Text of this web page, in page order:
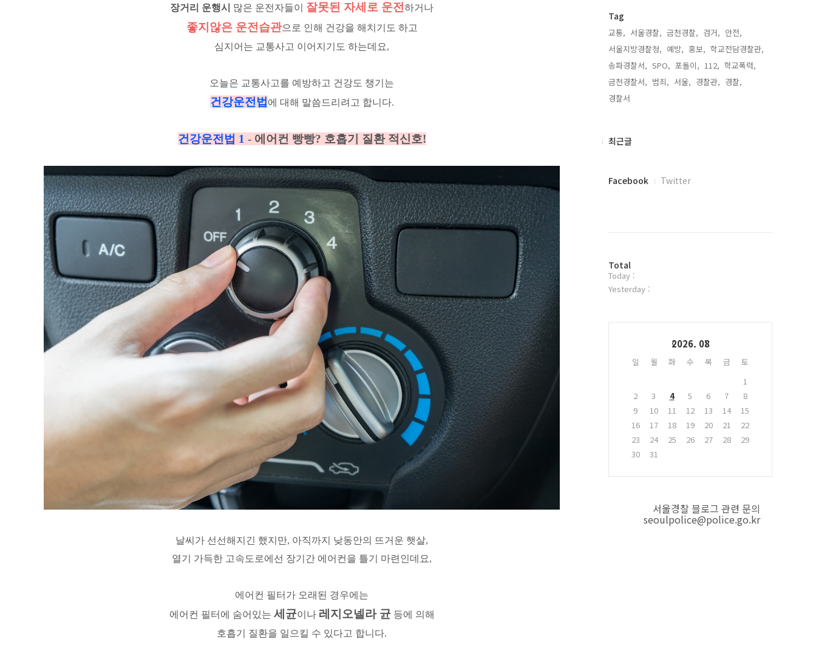
장거리 운행시 많은 운전자들이 잘못된 자세로 운전 하거나
좋지않은 운전 습관으로 인해 건강을 해치기도 하고
심지어는 교통사고 이어지기도 하는데요,
오늘은 교통사고를 예방하고 건강도 챙기는
건강운전법 에 대해 말씀드리려고 합니다.
건강운전법 1 - 에어컨 빵빵? 호흡기 질환 적신호!
날씨가 선선해지긴 했지만, 아직까지 낮동안의 뜨거운 햇살,
열기 가득한 고속도로에선 장기간 에어컨을 틀기 마련인데요,
에어컨 필터가 오래된 경우에는
에어컨 필터에 숨어있는 세균이나 레지오넬라 균등에 의해
호흡기 질환을 일으킬 수 있다고 합니다.
Tag
교통, 서울경찰, 금천경찰, 검거, 안전,
서울지방경찰청, 예방, 홍보, 학교전담경찰관,
송파경찰서, SPO, 포돌이, 112, 학교폭력,
금천경찰서, 범죄, 서울, 경찰관, 경찰,
경찰서,
최
최근글
페
플
러
그
Facebook Twitter
방
문
자
Total
Today :
Yesterday :
2026. 08
일 월 화 수 목 금
토
1
2
3 4 5 6 7
8
9
10 11 12 13 14
15
16
17 18 19 20 21
22
23
24 25 26 27 28
29
30
31
서울경찰 블로그 관련 문의
seoulpolice@police.go.kr